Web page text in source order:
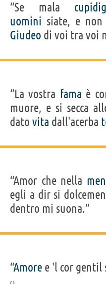
“Se mala
uomini siate, e
Giudeo di voi tra voi
“La vostra fama è
muore, e si secca
dato vita dall'acerba
“Amor che nella
egli a dir si
dentro mi suona.”
“Amore e 'l cor gentil